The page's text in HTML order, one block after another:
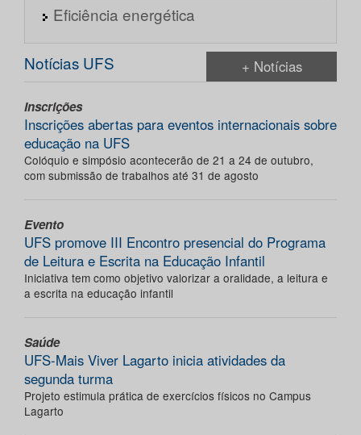
Eficiência energética
Notícias UFS + Notícias
Inscrições
Inscrições abertas para eventos internacionais sobre
educação na UFS
Colóquio e simpósio acontecerão de 21 a 24 de outubro,
com submissão de trabalhos até 31 de agosto
Evento
UFS promove III Encontro presencial do Programa
de Leitura e Escrita na Educação Infantil
Iniciativa tem como objetivo valorizar a oralidade, a leitura e
a escrita na educação infantil
Saúde
UFS-Mais Viver Lagarto inicia atividades da
segunda turma
Projeto estimula prática de exercícios físicos no Campus
Lagarto